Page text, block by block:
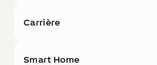
Carrière
Smart Home